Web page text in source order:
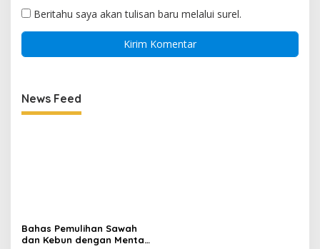
Beritahu saya akan tulisan baru melalui surel.
News Feed
Bahas Pemulihan Sawah
dan Kebun dengan Mentan,